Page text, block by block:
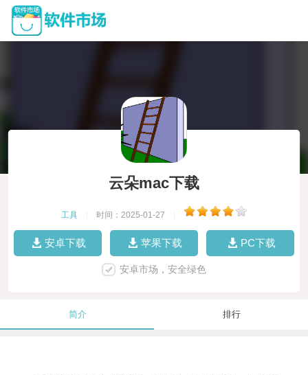
云朵mac下载
工具 时间：2025-01-27
安卓下载 苹果下载 PC下载
安卓市场，安全绿色
简介 排行